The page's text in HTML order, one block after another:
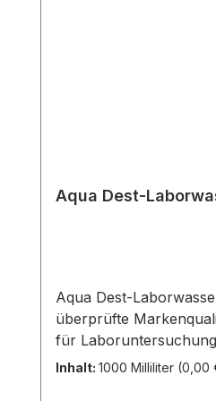
Aqua Dest-
Aqua Dest-
überprüfte
für
Schraubverschluss
Inhalt: 1000 Milliliter (0,00